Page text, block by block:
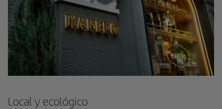
Local y ecológico